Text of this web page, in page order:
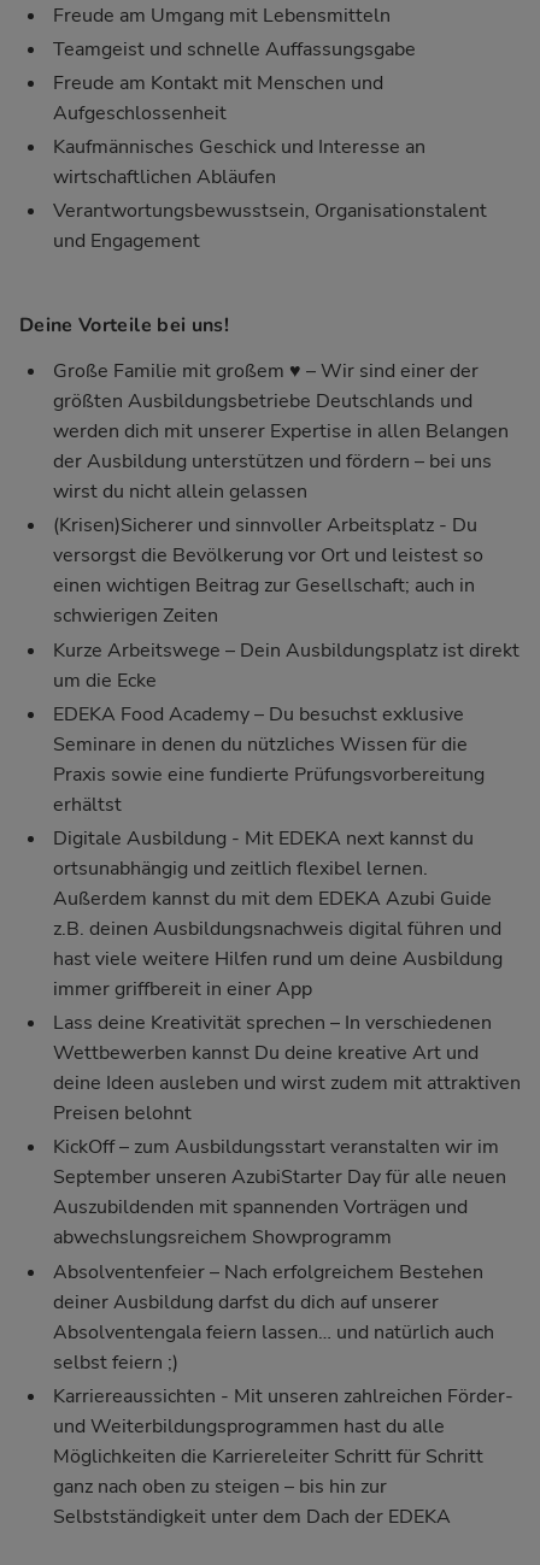
Freude am Umgang mit Lebensmitteln
Teamgeist und schnelle Auffassungsgabe
Freude am Kontakt mit Menschen und
Aufgeschlossenheit
Kaufmännisches Geschick und Interesse an
wirtschaftlichen Abläufen
Verantwortungsbewusstsein, Organisationstalent
und Engagement
Deine Vorteile bei uns!
Große Familie mit großem ♥ – Wir sind einer der
größten Ausbildungsbetriebe Deutschlands und
werden dich mit unserer Expertise in allen Belangen
der Ausbildung unterstützen und fördern – bei uns
wirst du nicht allein gelassen
(Krisen)Sicherer und sinnvoller Arbeitsplatz - Du
versorgst die Bevölkerung vor Ort und leistest so
einen wichtigen Beitrag zur Gesellschaft; auch in
schwierigen Zeiten
Kurze Arbeitswege – Dein Ausbildungsplatz ist direkt
um die Ecke
EDEKA Food Academy– Du besuchst exklusive
Seminare in denen du nützliches Wissen für die
Praxis sowie eine fundierte Prüfungsvorbereitung
erhältst
Digitale Ausbildung - Mit EDEKA next kannst du
ortsunabhängig und zeitlich flexibel lernen.
Außerdem kannst du mit dem EDEKA Azubi Guide
z.B. deinen Ausbildungsnachweis digital führen und
hast viele weitere Hilfen rund um deine Ausbildung
immer griffbereit in einer App
Lass deine Kreativität sprechen – In verschiedenen
Wettbewerben kannst Du deine kreative Art und
deine Ideen ausleben und wirst zudem mit attraktiven
Preisen belohnt
KickOff – zum Ausbildungsstart veranstalten wir im
September unseren AzubiStarter Day für alle neuen
Auszubildenden mit spannenden Vorträgen und
abwechslungsreichem Showprogramm
Absolventenfeier – Nach erfolgreichem Bestehen
deiner Ausbildung darfst du dich auf unserer
Absolventengala feiern lassen… und natürlich auch
selbst feiern ;)
Karriereaussichten - Mit unseren zahlreichen Förder-
und Weiterbildungsprogrammen hast du alle
Möglichkeiten die Karriereleiter Schritt für Schritt
ganz nach oben zu steigen – bis hin zur
Selbstständigkeit unter dem Dach der EDEKA